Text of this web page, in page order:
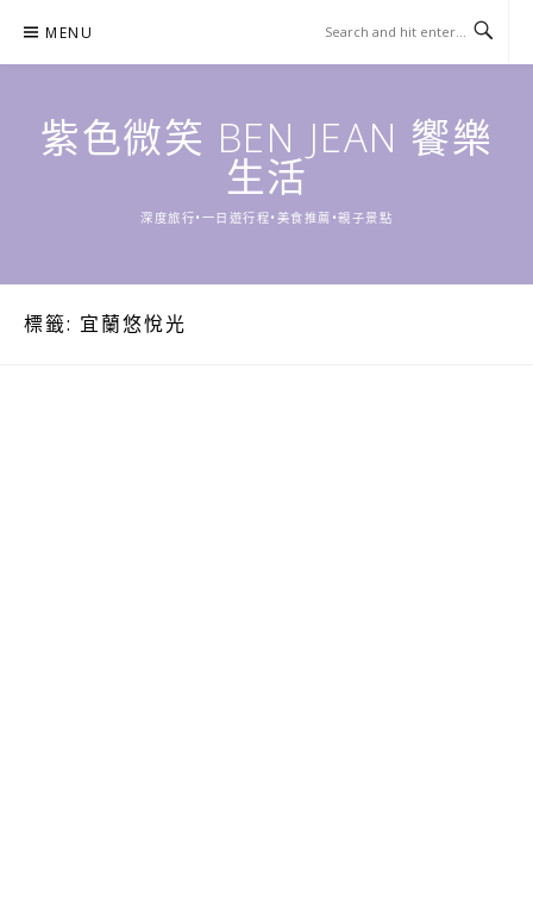
content
MENU
紫色微笑 BEN JEAN 饗樂
生活
深度旅行•一日遊行程•美食推薦•親子景點
標籤: 宜蘭悠悅光